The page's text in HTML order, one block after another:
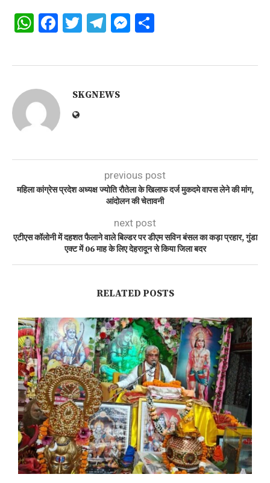
WhatsApp
Facebook
Twitter
Telegram
Messenger
SKGNEWS
previous post
महिला कांग्रेस प्रदेश अध्यक्ष ज्योति रौतेला के खिलाफ दर्ज मुकदमे वापस लेने की मांग,
आंदोलन की चेतावनी
next post
एटीएस कॉलोनी में दहशत फैलाने वाले बिल्डर पर डीएम सविन बंसल का कड़ा प्रहार, गुंडा
एक्ट में 06 माह के लिए देहरादून से किया जिला बदर
RELATED POSTS